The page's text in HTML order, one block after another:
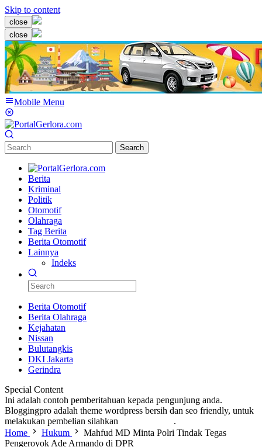
Skip to content
close
close
Mobile Menu
Search
Berita
Kriminal
Politik
Otomotif
Olahraga
Tag Berita
Berita Otomotif
Lainnya
Indeks
Berita Otomotif
Berita Olahraga
Kejahatan
Nissan
Bulutangkis
DKI Jakarta
Gerindra
Special Content
Ini adalah contoh pemberitahuan kepada pengunjung anda.
Bloggingpro adalah theme wordpress bersih dan seo friendly, untuk
melakukan pembelian silahkan
.
Home
Hukum
Mahfud MD Minta Polri Tindak Tegas
Pengeroyok Ade Armando di DPR